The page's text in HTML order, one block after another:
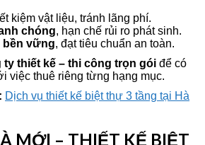
kiệm vật liệu, tránh lãng phí.
chóng, hạn chế rủi ro phát sinh.
bền vững, đạt tiêu chuẩn an toàn.
ty thiết kế – thi công trọn gói để có
việc thuê riêng từng hạng mục.
Dịch vụ thiết kế biệt thự 3 tầng tại Hà
MỚI – THIẾT KẾ BIỆT